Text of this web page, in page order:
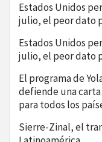
Estados Unidos
julio, el peor dato
Estados Unidos
julio, el peor dato
El programa de
defiende una
para todos los
Sierre-Zinal, el